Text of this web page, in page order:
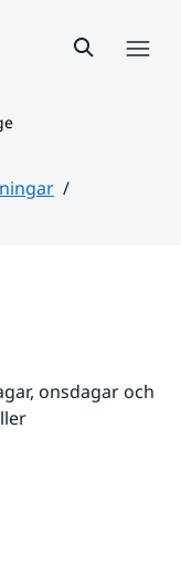
onsdagar och